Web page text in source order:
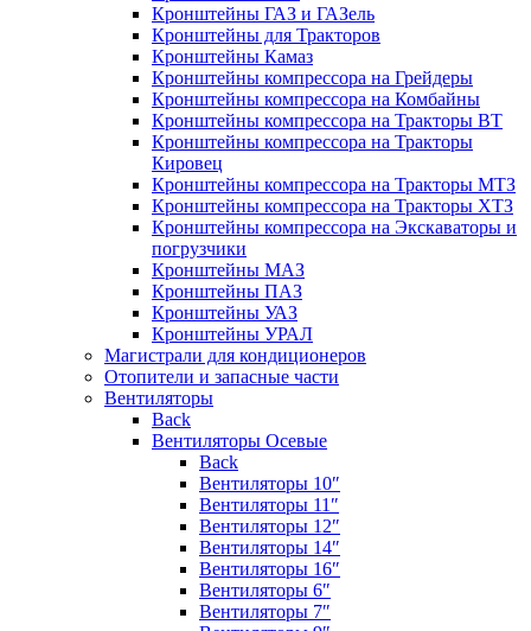
Кронштейны ГАЗ и ГАЗель
Кронштейны для Тракторов
Кронштейны Камаз
Кронштейны компрессора на Грейдеры
Кронштейны компрессора на Комбайны
Кронштейны компрессора на Тракторы ВТ
Кронштейны компрессора на Тракторы
Кировец
Кронштейны компрессора на Тракторы МТЗ
Кронштейны компрессора на Тракторы ХТЗ
Кронштейны компрессора на Экскаваторы и
погрузчики
Кронштейны МАЗ
Кронштейны ПАЗ
Кронштейны УАЗ
Кронштейны УРАЛ
Магистрали для кондиционеров
Отопители и запасные части
Вентиляторы
Back
Вентиляторы Осевые
Back
Вентиляторы 10″
Вентиляторы 11″
Вентиляторы 12″
Вентиляторы 14″
Вентиляторы 16″
Вентиляторы 6″
Вентиляторы 7″